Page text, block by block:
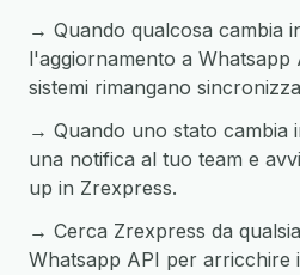
→ Quando qualcosa cambia
l'aggiornamento a Whatsapp
sistemi rimangano
→ Quando uno stato cambia
una notifica al tuo team e
up in Zrexpress.
→ Cerca Zrexpress da
Whatsapp API per arricchire